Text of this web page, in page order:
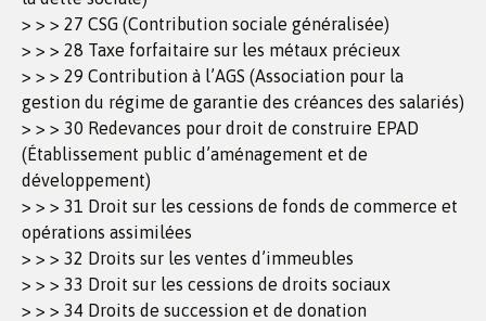
> > > 27 CSG (Contribution sociale généralisée)
> > > 28 Taxe forfaitaire sur les métaux précieux
> > > 29 Contribution à l’AGS (Association pour la
gestion du régime de garantie des créances des salariés)
> > > 30 Redevances pour droit de construire EPAD
(Établissement public d’aménagement et de
développement)
> > > 31 Droit sur les cessions de fonds de commerce et
opérations assimilées
> > > 32 Droits sur les ventes d’immeubles
> > > 33 Droit sur les cessions de droits sociaux
> > > 34 Droits de succession et de donation